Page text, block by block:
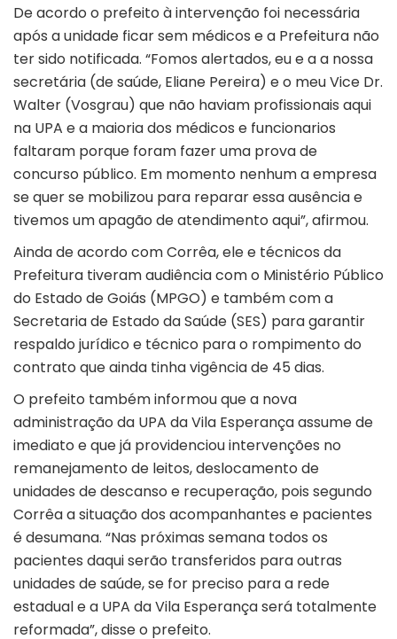
De acordo o prefeito à intervenção foi necessária
após a unidade ficar sem médicos e a Prefeitura não
ter sido notificada. “Fomos alertados, eu e a a nossa
secretária (de saúde, Eliane Pereira) e o meu Vice Dr.
Walter (Vosgrau) que não haviam profissionais aqui
na UPA e a maioria dos médicos e funcionarios
faltaram porque foram fazer uma prova de
concurso público. Em momento nenhum a empresa
se quer se mobilizou para reparar essa ausência e
tivemos um apagão de atendimento aqui”, afirmou.
Ainda de acordo com Corrêa, ele e técnicos da
Prefeitura tiveram audiência com o Ministério Público
do Estado de Goiás (MPGO) e também com a
Secretaria de Estado da Saúde (SES) para garantir
respaldo jurídico e técnico para o rompimento do
contrato que ainda tinha vigência de 45 dias.
O prefeito também informou que a nova
administração da UPA da Vila Esperança assume de
imediato e que já providenciou intervenções no
remanejamento de leitos, deslocamento de
unidades de descanso e recuperação, pois segundo
Corrêa a situação dos acompanhantes e pacientes
é desumana. “Nas próximas semana todos os
pacientes daqui serão transferidos para outras
unidades de saúde, se for preciso para a rede
estadual e a UPA da Vila Esperança será totalmente
reformada”, disse o prefeito.